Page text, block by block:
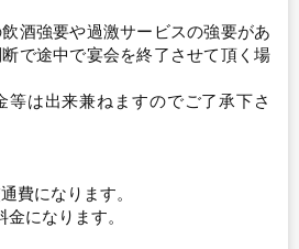
酒強要や過激サービスの強要があ
で途中で宴会を終了させて頂く場
等は出来兼ねますのでご了承下さ
費になります。
になります。